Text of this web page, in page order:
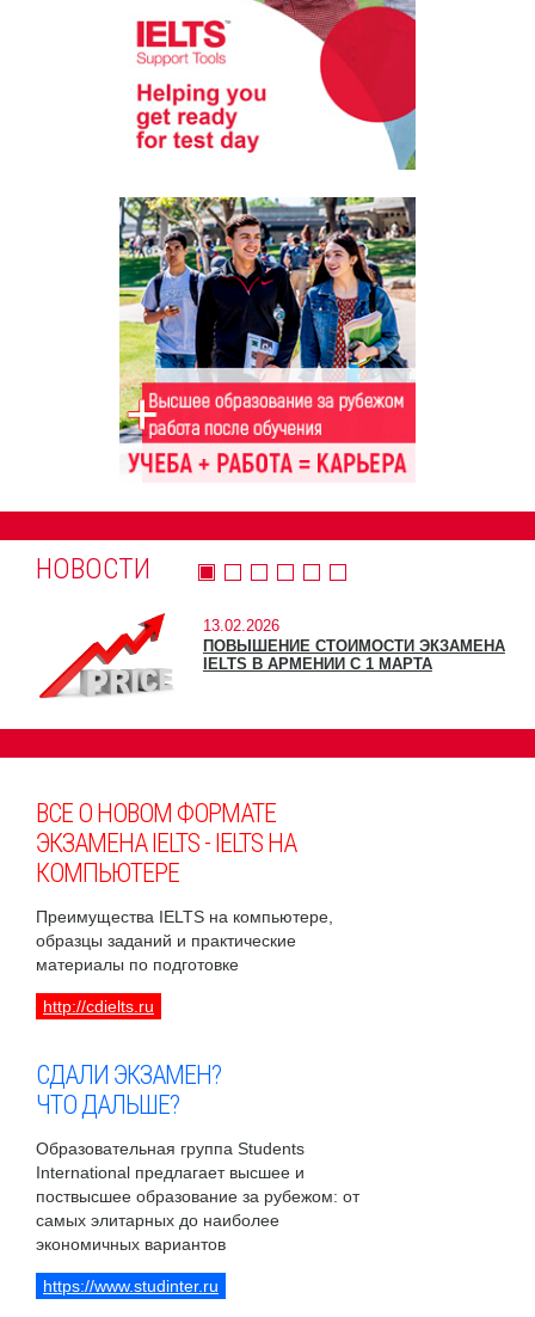
НОВОСТИ
13.02.2026
ПОВЫШЕНИЕ СТОИМОСТИ ЭКЗАМЕНА
IELTS В АРМЕНИИ С 1 МАРТА
ВСЕ О НОВОМ ФОРМАТЕ
ЭКЗАМЕНА IELTS - IELTS НА
КОМПЬЮТЕРЕ
Преимущества IELTS на компьютере,
образцы заданий и практические
материалы по подготовке
http://cdielts.ru
СДАЛИ ЭКЗАМЕН?
ЧТО ДАЛЬШЕ?
Образовательная группа Students
International предлагает высшее и
поствысшее образование за рубежом: от
самых элитарных до наиболее
экономичных вариантов
https://www.studinter.ru